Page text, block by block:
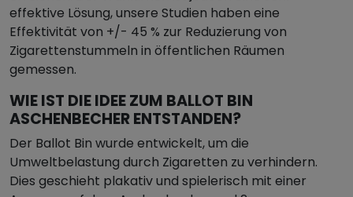
effektive Lösung, unsere Studien haben eine
Effektivität von +/- 45 % zur Reduzierung von
Zigarettenstummeln in öffentlichen Räumen
gemessen.
WIE IST DIE IDEE ZUM BALLOT BIN
ASCHENBECHER ENTSTANDEN?
Der Ballot Bin wurde entwickelt, um die
Umweltbelastung durch Zigaretten zu verhindern.
Dies geschieht plakativ und spielerisch mit einer